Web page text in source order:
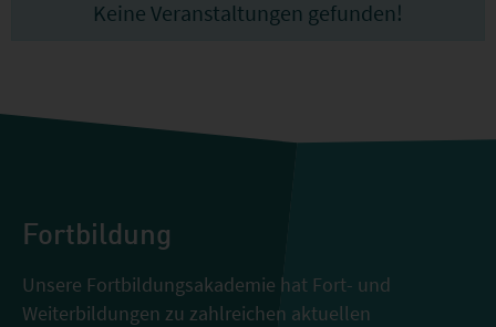
Keine Veranstaltungen gefunden!
Fortbildung
Unsere Fortbildungsakademie hat Fort- und
Weiterbildungen zu zahlreichen aktuellen